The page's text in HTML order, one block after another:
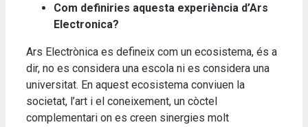
Com definiries aquesta experiència d’Ars
Electronica?
Ars Electrònica es defineix com un ecosistema, és a
dir, no es considera una escola ni es considera una
universitat. En aquest ecosistema conviuen la
societat, l’art i el coneixement, un còctel
complementari on es creen sinergies molt